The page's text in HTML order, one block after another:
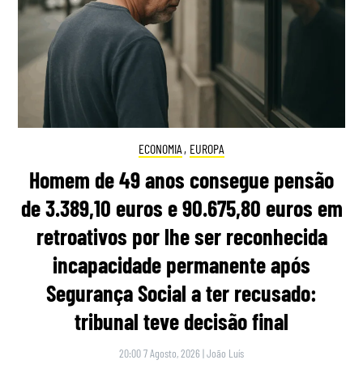
ECONOMIA , EUROPA
Homem de 49 anos consegue pensão
de 3.389,10 euros e 90.675,80 euros em
retroativos por lhe ser reconhecida
incapacidade permanente após
Segurança Social a ter recusado:
tribunal teve decisão final
20:00 7 Agosto, 2026 |João Luís